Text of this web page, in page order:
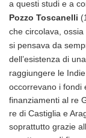
a questi studi e a
Pozzo Toscanelli
che circolava,
si pensava da
dell’esistenza di
raggiungere le
occorrevano i fondi
finanziamenti al re
re di Castiglia e
soprattutto grazie